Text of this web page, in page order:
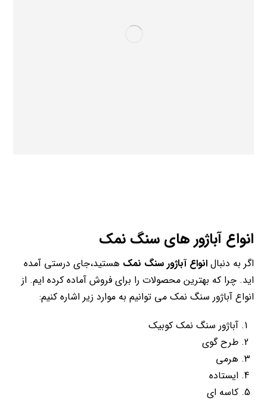
انواع آباژور های سنگ نمک
اگر به دنبالانواع آباژور سنگ نمک هستید،جای درستی آمده
اید. چرا که بهترین محصولات را برای فروش آماده کرده ایم. از
انواع آباژور سنگ نمک می‌ توانیم به موارد زیر اشاره کنیم:
آباژور سنگ نمک کوبیک
طرح گوی
هرمی
ایستاده
کاسه ای